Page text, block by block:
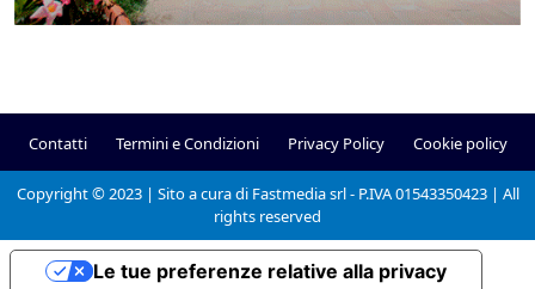
Contatti Termini e Condizioni Privacy Policy Cookie policy
Copyright © 2023 | Sito a cura di Fastmedia srl - P.IVA 01543350423 | All
rights reserved
Le tue preferenze relative alla privacy